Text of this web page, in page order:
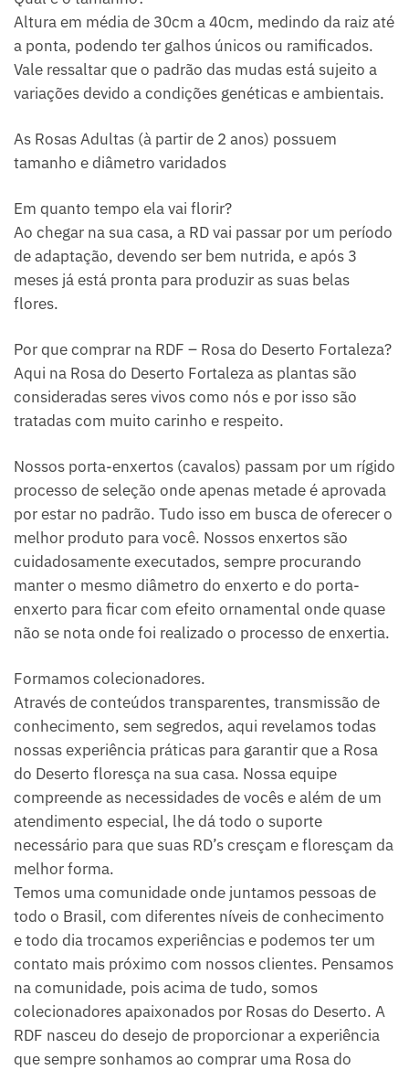
Altura em média de 30cm a 40cm, medindo da raiz até
a ponta, podendo ter galhos únicos ou ramificados.
Vale ressaltar que o padrão das mudas está sujeito a
variações devido a condições genéticas e ambientais.
As Rosas Adultas (à partir de 2 anos) possuem
tamanho e diâmetro varidados
Em quanto tempo ela vai florir?
Ao chegar na sua casa, a RD vai passar por um período
de adaptação, devendo ser bem nutrida, e após 3
meses já está pronta para produzir as suas belas
flores.
Por que comprar na RDF – Rosa do Deserto Fortaleza?
Aqui na Rosa do Deserto Fortaleza as plantas são
consideradas seres vivos como nós e por isso são
tratadas com muito carinho e respeito.
Nossos porta-enxertos (cavalos) passam por um rígido
processo de seleção onde apenas metade é aprovada
por estar no padrão. Tudo isso em busca de oferecer o
melhor produto para você. Nossos enxertos são
cuidadosamente executados, sempre procurando
manter o mesmo diâmetro do enxerto e do porta-
enxerto para ficar com efeito ornamental onde quase
não se nota onde foi realizado o processo de enxertia.
Formamos colecionadores.
Através de conteúdos transparentes, transmissão de
conhecimento, sem segredos, aqui revelamos todas
nossas experiência práticas para garantir que a Rosa
do Deserto floresça na sua casa. Nossa equipe
compreende as necessidades de vocês e além de um
atendimento especial, lhe dá todo o suporte
necessário para que suas RD’s cresçam e floresçam da
melhor forma.
Temos uma comunidade onde juntamos pessoas de
todo o Brasil, com diferentes níveis de conhecimento
e todo dia trocamos experiências e podemos ter um
contato mais próximo com nossos clientes. Pensamos
na comunidade, pois acima de tudo, somos
colecionadores apaixonados por Rosas do Deserto. A
RDF nasceu do desejo de proporcionar a experiência
que sempre sonhamos ao comprar uma Rosa do